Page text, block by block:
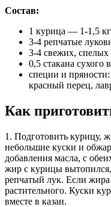
Состав:
1 курица — 1-1,5 кг
3-4 репчатые
3-4 свежих,
0,5 стакана сухого
специи и пряности:
красный перец,
Как
1. Подготовить курицу,
небольшие куски и
добавления масла, с
жир с курицы
репчатый лук. Если
растительного. Куски
вместе в казан.